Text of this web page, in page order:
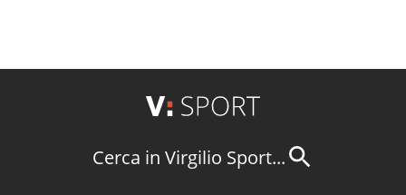
Cerca in Virgilio Sport...